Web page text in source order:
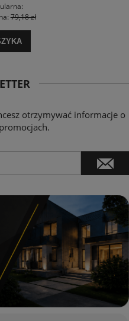
79,18 zł
otrzymywać informacje o